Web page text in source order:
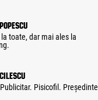
toate, dar mai ales la
Pisicofil. Președinte